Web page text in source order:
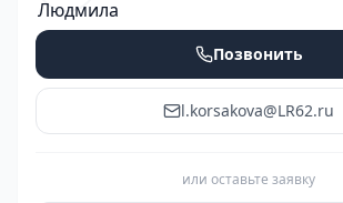
Позвонить
l.korsakova@LR62.ru
или оставьте заявку